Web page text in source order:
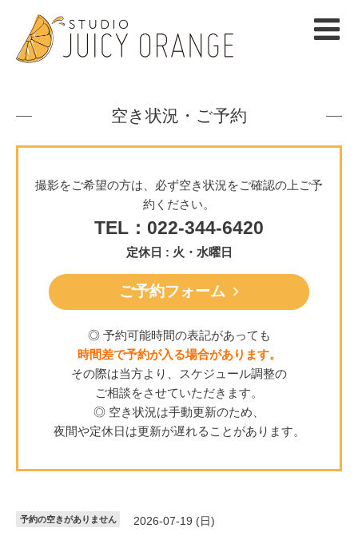
空き状況・ご予約
撮影をご希望の方は、必ず空き状況をご確認の上ご予
約ください。
TEL：022-344-6420
定休日 : 火・水曜日
ご予約フォーム
◎ 予約可能時間の表記があっても
時間差で予約が入る場合があります。
その際は当方より、スケジュール調整の
ご相談をさせていただきます。
◎ 空き状況は手動更新のため、
夜間や定休日は更新が遅れることがあります。
予約の空きがありません 2026-07-19 (日)